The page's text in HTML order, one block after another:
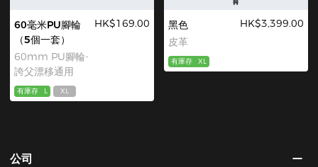
60毫米PU腳輪
（5個一套）
60mm PU腳輪-
誇父漂移通用
HK$169.00
有庫存 L XL
黑色
皮革
HK$3,399.00
有庫存 XL
公司